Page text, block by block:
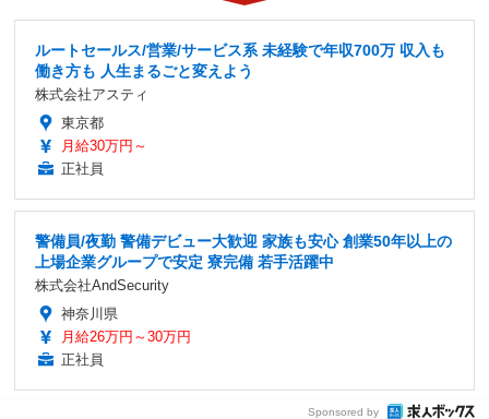
ルートセールス/営業/サービス系 未経験で年収700万 収入も
働き方も 人生まるごと変えよう
株式会社アスティ
東京都
月給30万円～
正社員
警備員/夜勤 警備デビュー大歓迎 家族も安心 創業50年以上の
上場企業グループで安定 寮完備 若手活躍中
株式会社AndSecurity
神奈川県
月給26万円～30万円
正社員
Sponsored by